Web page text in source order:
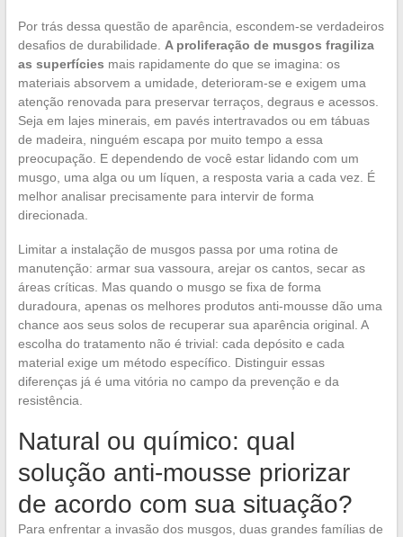
Por trás dessa questão de aparência, escondem-se verdadeiros
desafios de durabilidade. A proliferação de musgos fragiliza
as superfícies mais rapidamente do que se imagina: os
materiais absorvem a umidade, deterioram-se e exigem uma
atenção renovada para preservar terraços, degraus e acessos.
Seja em lajes minerais, em pavés intertravados ou em tábuas
de madeira, ninguém escapa por muito tempo a essa
preocupação. E dependendo de você estar lidando com um
musgo, uma alga ou um líquen, a resposta varia a cada vez. É
melhor analisar precisamente para intervir de forma
direcionada.
Limitar a instalação de musgos passa por uma rotina de
manutenção: armar sua vassoura, arejar os cantos, secar as
áreas críticas. Mas quando o musgo se fixa de forma
duradoura, apenas os melhores produtos anti-mousse dão uma
chance aos seus solos de recuperar sua aparência original. A
escolha do tratamento não é trivial: cada depósito e cada
material exige um método específico. Distinguir essas
diferenças já é uma vitória no campo da prevenção e da
resistência.
Natural ou químico: qual
solução anti-mousse priorizar
de acordo com sua situação?
Para enfrentar a invasão dos musgos, duas grandes famílias de